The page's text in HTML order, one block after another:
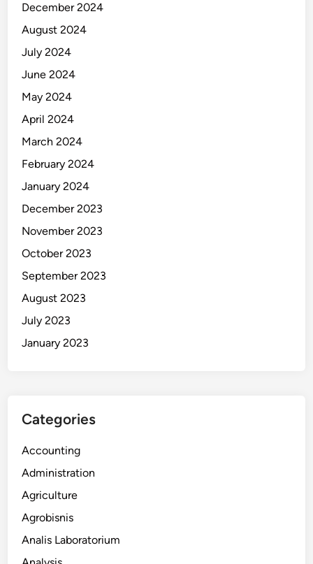
December 2024
August 2024
July 2024
June 2024
May 2024
April 2024
March 2024
February 2024
January 2024
December 2023
November 2023
October 2023
September 2023
August 2023
July 2023
January 2023
Categories
Accounting
Administration
Agriculture
Agrobisnis
Analis Laboratorium